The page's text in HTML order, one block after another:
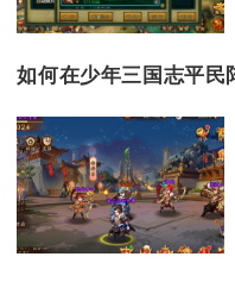
如何在少年三国志平民